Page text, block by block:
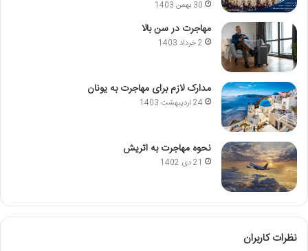
30 بهمن 1403
مهاجرت در سن بالا
2 خرداد 1403
مدارک لازم برای مهاجرت به یونان
24 اردیبهشت 1403
نحوه مهاجرت به اتریش
21 دی 1402
نظرات کاربران